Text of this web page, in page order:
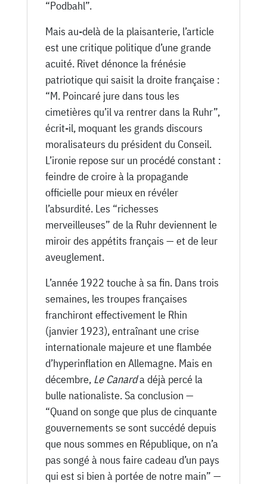
“Podbahl”.
Mais au-delà de la plaisanterie, l’article
est une critique politique d’une grande
acuité. Rivet dénonce la frénésie
patriotique qui saisit la droite française :
“M. Poincaré jure dans tous les
cimetières qu’il va rentrer dans la Ruhr”,
écrit-il, moquant les grands discours
moralisateurs du président du Conseil.
L’ironie repose sur un procédé constant :
feindre de croire à la propagande
officielle pour mieux en révéler
l’absurdité. Les “richesses
merveilleuses” de la Ruhr deviennent le
miroir des appétits français — et de leur
aveuglement.
L’année 1922 touche à sa fin. Dans trois
semaines, les troupes françaises
franchiront effectivement le Rhin
(janvier 1923), entraînant une crise
internationale majeure et une flambée
d’hyperinflation en Allemagne. Mais en
décembre, Le Canarda déjà percé la
bulle nationaliste. Sa conclusion —
“Quand on songe que plus de cinquante
gouvernements se sont succédé depuis
que nous sommes en République, on n’a
pas songé à nous faire cadeau d’un pays
qui est si bien à portée de notre main” —